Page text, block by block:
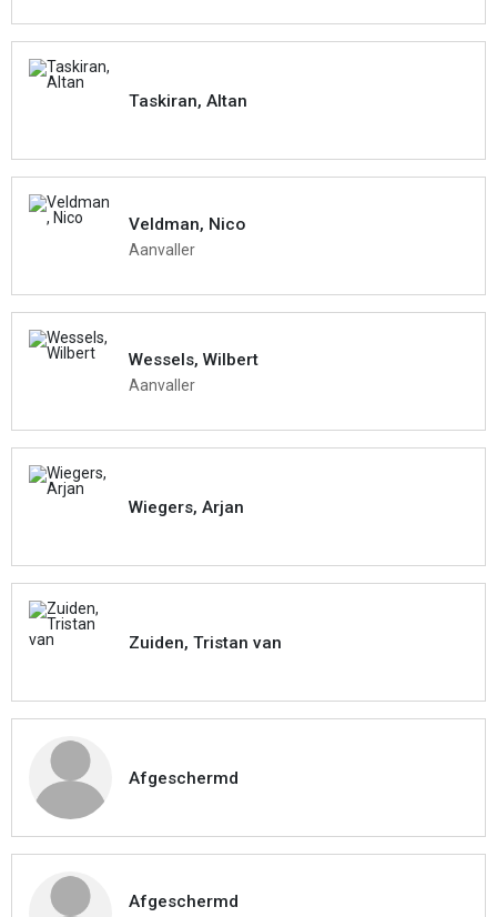
Taskiran, Altan
Veldman, Nico
Aanvaller
Wessels, Wilbert
Aanvaller
Wiegers, Arjan
Zuiden, Tristan van
Afgeschermd
Afgeschermd